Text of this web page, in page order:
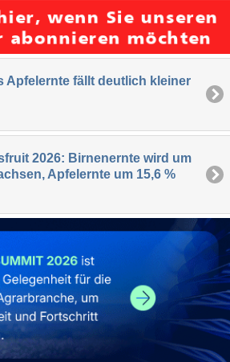
Apfelernte fällt deutlich kleiner
2026: Birnenernte wird um
Apfelernte um 15,6 %